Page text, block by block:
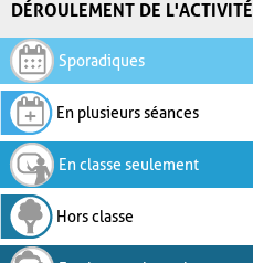
DÉROULEMENT DE L'ACTIVITÉ
Sporadiques
En plusieurs séances
En classe seulement
Hors classe